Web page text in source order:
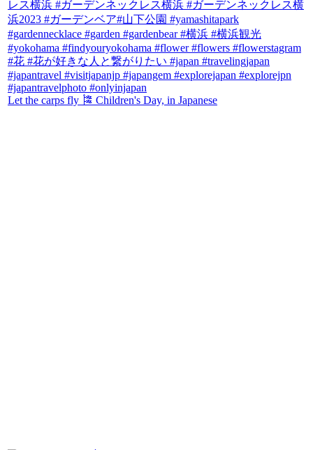
Let the carps fly 🎏 Children's Day, in Japanese